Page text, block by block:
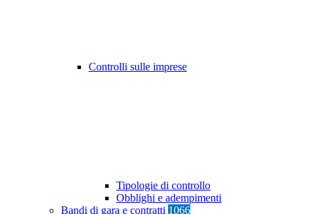
Controlli sulle imprese
Tipologie di controllo
Obblighi e adempimenti
Bandi di gara e contratti 1066